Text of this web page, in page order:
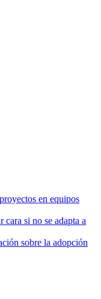
en equipos
cara si no se adapta a
sobre la adopción